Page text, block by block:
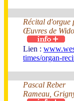
Récital d'orgue
Œuvres de
Lien :
times/organ-
Pascal Reber
Rameau,